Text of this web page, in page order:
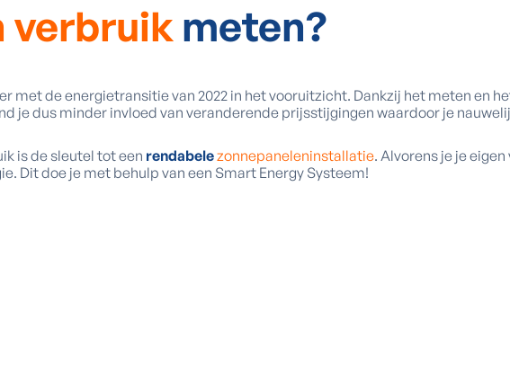
verbruik meten?
met de energietransitie van 2022 in het vooruitzicht. Dankzij het meten en
je dus minder invloed van veranderende prijsstijgingen waardoor je
is de sleutel tot een rendabelezonnepaneleninstallatie. Alvorens je je
Dit doe je met behulp van een Smart Energy Systeem!